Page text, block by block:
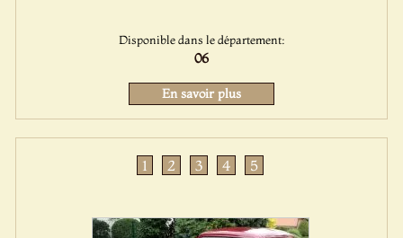
Disponible dans le département:
06
En savoir plus
1 2 3 4 5